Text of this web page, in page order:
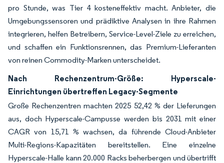
pro Stunde, was Tier 4 kosteneffektiv macht. Anbieter, die
Umgebungssensoren und prädiktive Analysen in ihre Rahmen
integrieren, helfen Betreibern, Service-Level-Ziele zu erreichen,
und schaffen ein Funktionsrennen, das Premium-Lieferanten
von reinen Commodity-Marken unterscheidet.
Nach Rechenzentrum-Größe: Hyperscale-
Einrichtungen übertreffen Legacy-Segmente
Große Rechenzentren machten 2025 52,42 % der Lieferungen
aus, doch Hyperscale-Campusse werden bis 2031 mit einer
CAGR von 15,71 % wachsen, da führende Cloud-Anbieter
Multi-Regions-Kapazitäten bereitstellen. Eine einzelne
Hyperscale-Halle kann 20.000 Racks beherbergen und übertrifft